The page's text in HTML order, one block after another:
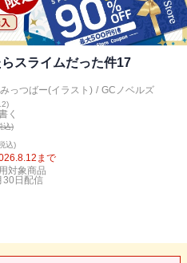
スライムだった件17
みっつばー(イラスト) / GCノベルズ
)
く
込)
込)
まで
対象商品
日 配信